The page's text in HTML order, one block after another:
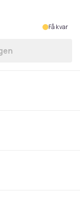
Få kvar
iPhone 13 -